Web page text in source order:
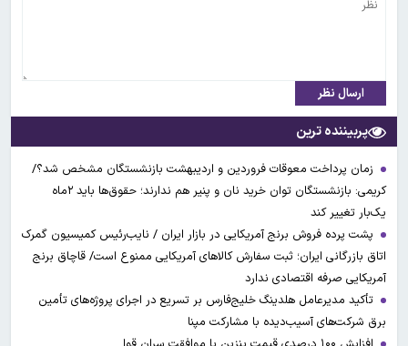
ارسال نظر
پربیننده ترین
زمان پرداخت معوقات فروردین و اردیبهشت بازنشستگان مشخص شد؟/
کریمی: بازنشستگان توان خرید نان و پنیر هم ندارند؛ حقوق‌ها باید ۲ماه
یک‌بار تغییر کند
پشت پرده فروش برنج آمریکایی در بازار ایران / نایب‌رئیس کمیسیون گمرک
اتاق بازرگانی ایران؛ ثبت سفارش کالاهای آمریکایی ممنوع است/ قاچاق برنج
آمریکایی صرفه اقتصادی ندارد
تأکید مدیرعامل هلدینگ خلیج‌فارس بر تسریع در اجرای پروژه‌های تأمین
برق شرکت‌های آسیب‌دیده با مشارکت مپنا